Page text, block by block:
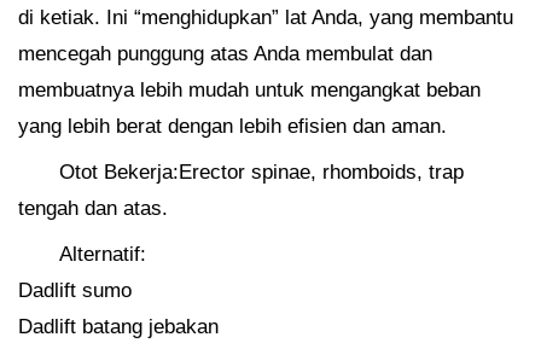
di ketiak. Ini “menghidupkan” lat Anda, yang membantu
mencegah punggung atas Anda membulat dan
membuatnya lebih mudah untuk mengangkat beban
yang lebih berat dengan lebih efisien dan aman.
Otot Bekerja:Erector spinae, rhomboids, trap
tengah dan atas.
Alternatif:
Dadlift sumo
Dadlift batang jebakan